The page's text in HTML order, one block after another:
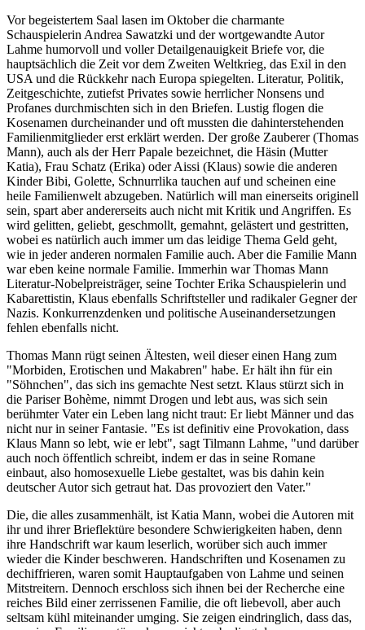
Vor begeistertem Saal lasen im Oktober die charmante
Schauspielerin Andrea Sawatzki und der wortgewandte Autor
Lahme humorvoll und voller Detailgenauigkeit Briefe vor, die
hauptsächlich die Zeit vor dem Zweiten Weltkrieg, das Exil in den
USA und die Rückkehr nach Europa spiegelten. Literatur, Politik,
Zeitgeschichte, zutiefst Privates sowie herrlicher Nonsens und
Profanes durchmischten sich in den Briefen. Lustig flogen die
Kosenamen durcheinander und oft mussten die dahinterstehenden
Familienmitglieder erst erklärt werden. Der große Zauberer (Thomas
Mann), auch als der Herr Papale bezeichnet, die Häsin (Mutter
Katia), Frau Schatz (Erika) oder Aissi (Klaus) sowie die anderen
Kinder Bibi, Golette, Schnurrlika tauchen auf und scheinen eine
heile Familienwelt abzugeben. Natürlich will man einerseits originell
sein, spart aber andererseits auch nicht mit Kritik und Angriffen. Es
wird gelitten, geliebt, geschmollt, gemahnt, gelästert und gestritten,
wobei es natürlich auch immer um das leidige Thema Geld geht,
wie in jeder anderen normalen Familie auch. Aber die Familie Mann
war eben keine normale Familie. Immerhin war Thomas Mann
Literatur-Nobelpreisträger, seine Tochter Erika Schauspielerin und
Kabarettistin, Klaus ebenfalls Schriftsteller und radikaler Gegner der
Nazis. Konkurrenzdenken und politische Auseinandersetzungen
fehlen ebenfalls nicht.
Thomas Mann rügt seinen Ältesten, weil dieser einen Hang zum
"Morbiden, Erotischen und Makabren" habe. Er hält ihn für ein
"Söhnchen", das sich ins gemachte Nest setzt. Klaus stürzt sich in
die Pariser Bohème, nimmt Drogen und lebt aus, was sich sein
berühmter Vater ein Leben lang nicht traut: Er liebt Männer und das
nicht nur in seiner Fantasie. "Es ist definitiv eine Provokation, dass
Klaus Mann so lebt, wie er lebt", sagt Tilmann Lahme, "und darüber
auch noch öffentlich schreibt, indem er das in seine Romane
einbaut, also homosexuelle Liebe gestaltet, was bis dahin kein
deutscher Autor sich getraut hat. Das provoziert den Vater."
Die, die alles zusammenhält, ist Katia Mann, wobei die Autoren mit
ihr und ihrer Brieflektüre besondere Schwierigkeiten haben, denn
ihre Handschrift war kaum leserlich, worüber sich auch immer
wieder die Kinder beschweren. Handschriften und Kosenamen zu
dechiffrieren, waren somit Hauptaufgaben von Lahme und seinen
Mitstreitern. Dennoch erschloss sich ihnen bei der Recherche eine
reiches Bild einer zerrissenen Familie, die oft liebevoll, aber auch
seltsam kühl miteinander umging. Sie zeigen eindringlich, dass das,